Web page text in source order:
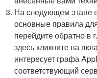
На следующем этапе
основные правила
перейдите обратно
здесь кликните на
интересует графа
соответствующий